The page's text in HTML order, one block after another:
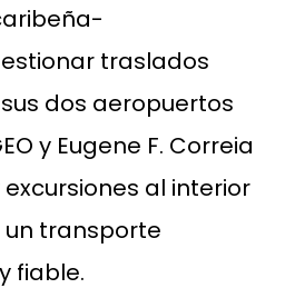
traslados
dos aeropuertos
y Eugene F. Correia
excursiones al interior
transporte
fiable.